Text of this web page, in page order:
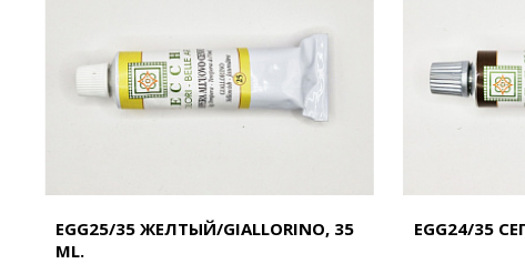
EGG25/35 ЖЕЛТЫЙ/GIALLORINO, 35
ML.
EGG24/35